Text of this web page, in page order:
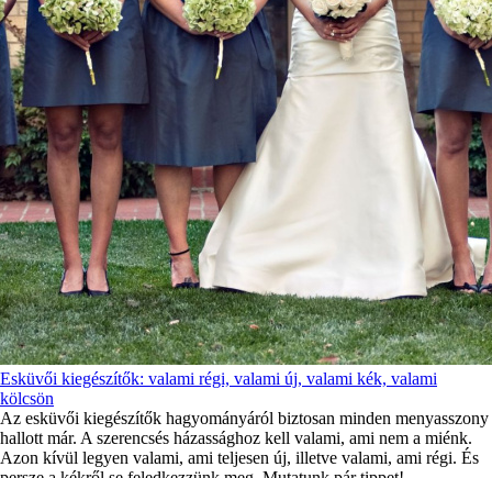
Esküvői kiegészítők: valami régi, valami új, valami kék, valami
kölcsön
Az esküvői kiegészítők hagyományáról biztosan minden menyasszony
hallott már. A szerencsés házassághoz kell valami, ami nem a miénk.
Azon kívül legyen valami, ami teljesen új, illetve valami, ami régi. És